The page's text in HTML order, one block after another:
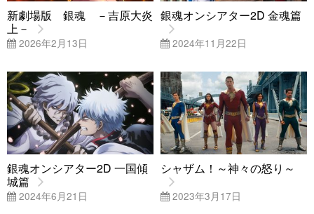
新劇場版 銀魂 －吉原大炎
上－
2026年2月13日
銀魂オンシアター2D 金魂篇
2024年11月22日
銀魂オンシアター2D 一国傾
城篇
2024年6月21日
シャザム！～神々の怒り～
2023年3月17日